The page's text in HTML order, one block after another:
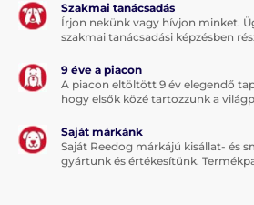
Szakmai tanácsadás
Írjon nekünk vagy hívjon minket.
szakmai tanácsadási képzésben
9 éve a piacon
A piacon eltöltött 9 év elegendő
hogy elsők közé tartozzunk a
Saját márkánk
Saját Reedog márkájú kisállat- és
gyártunk és értékesítünk.